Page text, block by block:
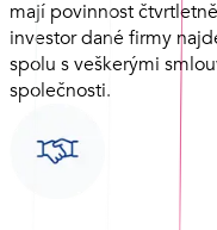
mají povinnost
investor dané firmy
spolu s veškerými
společnosti.